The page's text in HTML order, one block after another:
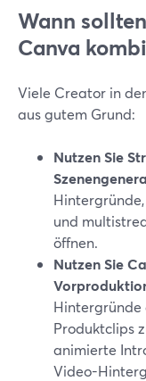
Wann
Canva
Viele Creator in
aus gutem Grund:
Nutzen Sie
und
öffnen.
Nutzen Sie
Hintergründe
Produktclips
animierte
Video-